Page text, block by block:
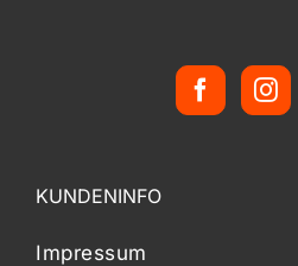
KUNDENINFO
Impressum